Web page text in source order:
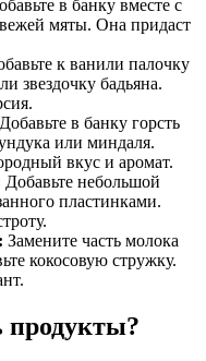
в банку вместе с
мяты. Она придаст
к ванили палочку
звездочку бадьяна.
Добавьте в банку горсть
или миндаля.
вкус и аромат.
Добавьте небольшой
пластинками.
Замените часть молока
кокосовую стружку.
продукты?